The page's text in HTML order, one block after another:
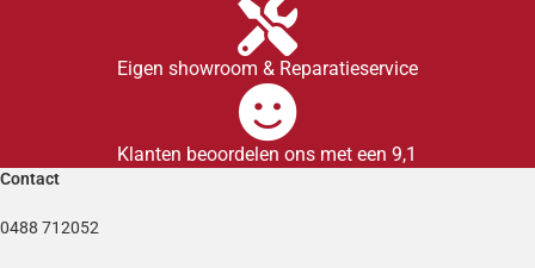
Eigen showroom & Reparatieservice
Klanten beoordelen ons met een 9,1
Contact
0488 712052